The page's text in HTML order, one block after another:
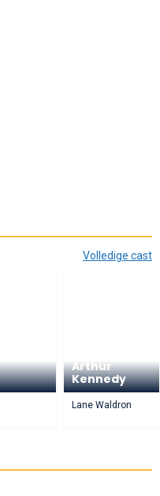
Volledige cast
Arthur
Kennedy
Lane Waldron